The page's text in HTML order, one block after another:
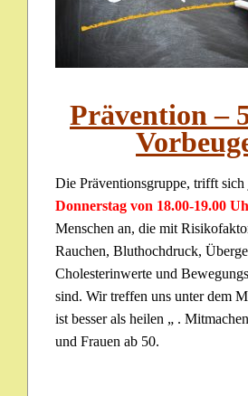
Prävention –
Die Präventionsgruppe, trifft sich
Donnerstag von 18.00-19.00
Menschen an, die mit
Rauchen, Bluthochdruck,
Cholesterinwerte und
sind. Wir treffen uns unter dem
ist besser als heilen „ .
und Frauen ab 50.